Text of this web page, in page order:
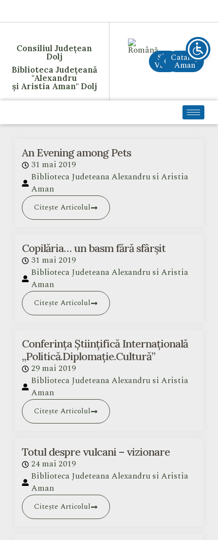
Consiliul Județean
Dolj
Biblioteca Județeană
"Alexandru
și Aristia Aman" Dolj
Site
VechiCreAI
Catalog
Aman
An Evening among Pets
31 mai 2019
Biblioteca Judeteana Alexandru si Aristia
Aman
Citește Articolul
Copilăria… un basm fără sfârșit
31 mai 2019
Biblioteca Judeteana Alexandru si Aristia
Aman
Citește Articolul
Conferința Științifică Internațională
„Politică.Diplomație.Cultură”
29 mai 2019
Biblioteca Judeteana Alexandru si Aristia
Aman
Citește Articolul
Totul despre vulcani – vizionare
24 mai 2019
Biblioteca Judeteana Alexandru si Aristia
Aman
Citește Articolul